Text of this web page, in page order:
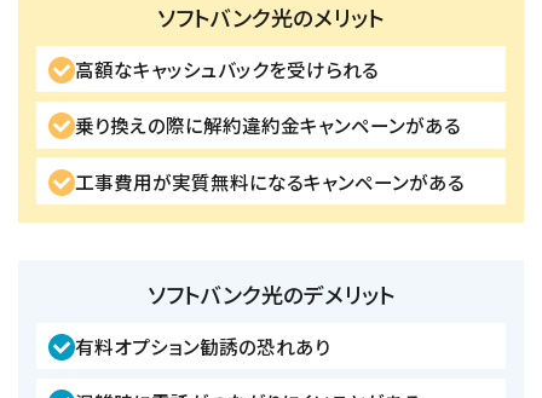
ソフトバンク光のメリット
高額なキャッシュバックを受けられる
乗り換えの際に解約違約金キャンペーンがある
工事費用が実質無料になるキャンペーンがある
ソフトバンク光のデメリット
有料オプション勧誘の恐れあり